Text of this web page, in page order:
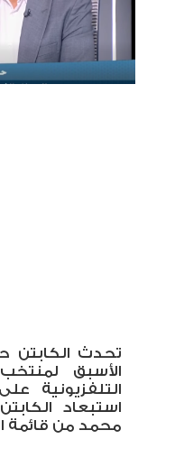
تحدث الكابتن
الأسبق
التلفزيونية
استبعاد
محمد من قائمة